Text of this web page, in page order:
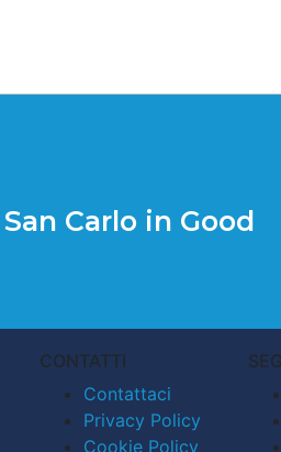
Carlo in Good
CONTATTI
Contattaci
Privacy Policy
Cookie Policy